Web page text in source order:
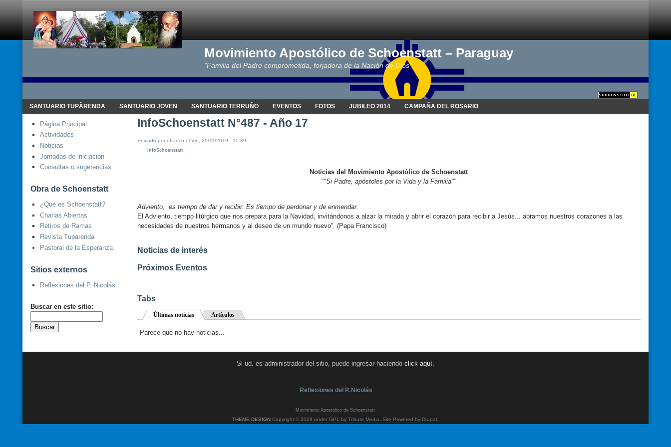
Movimiento Apostólico de Schoenstatt – Paraguay
"Familia del Padre comprometida, forjadora de la Nación de Dios"
SANTUARIO TUPÃRENDA SANTUARIO JOVEN SANTUARIO TERRUÑO EVENTOS FOTOS JUBILEO 2014 CAMPAÑA DEL ROSARIO
Página Principal
Actividades
Noticias
Jornadas de iniciación
Consultas o sugerencias
Obra de Schoenstatt
¿Qué es Schoenstatt?
Charlas Abiertas
Retiros de Ramas
Revista Tuparenda
Pastoral de la Esperanza
Sitios externos
Reflexiones del P. Nicolás
Buscar en este sitio:
InfoSchoenstatt N°487 - Año 17
Enviado por efranco el Vie, 29/11/2019 - 15:39.
InfoSchoenstatt
Noticias del Movimiento Apostólico de Schoenstatt
""Si Padre, apóstoles por la Vida y la Familia""
Adviento,
es tiempo de dar y recibir. Es tiempo de perdonar y de enmendar.
El Adviento, tiempo litúrgico que nos prepara para la Navidad, invitándonos a alzar la mirada y abrir el corazón para recibir a Jesús... abramos nuestros corazones a las
necesidades de nuestros hermanos y al deseo de un mundo nuevo”. (Papa Francisco)
Noticias de interés
Próximos Eventos
Tabs
Últimas noticias Artículos
Parece que no hay noticias...
Si ud. es administrador del sitio, puede ingresar haciendo click aquí.
Reflexiones del P. Nicolás
Movimiento Apostólico de Schoenstatt
THEME DESIGN Copyright © 2009 underGPL byTribute Media . Site Powered by Drupal